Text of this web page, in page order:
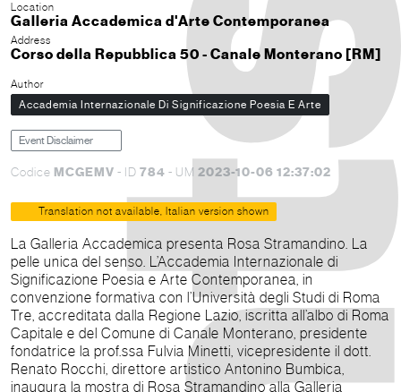
Location
Galleria Accademica d'Arte Contemporanea
Address
Corso della Repubblica 50 - Canale Monterano [RM]
Author
Accademia Internazionale Di Significazione Poesia E Arte
Event Disclaimer
Codice MCGEMV - ID 784 - UM 2023-10-06 12:37:02
Translation not available, Italian version shown
La Galleria Accademica presenta Rosa Stramandino. La
pelle unica del senso. L’Accademia Internazionale di
Significazione Poesia e Arte Contemporanea, in
convenzione formativa con l’Università degli Studi di Roma
Tre, accreditata dalla Regione Lazio, iscritta all’albo di Roma
Capitale e del Comune di Canale Monterano, presidente
fondatrice la prof.ssa Fulvia Minetti, vicepresidente il dott.
Renato Rocchi, direttore artistico Antonino Bumbica,
inaugura la mostra di Rosa Stramandino alla Galleria